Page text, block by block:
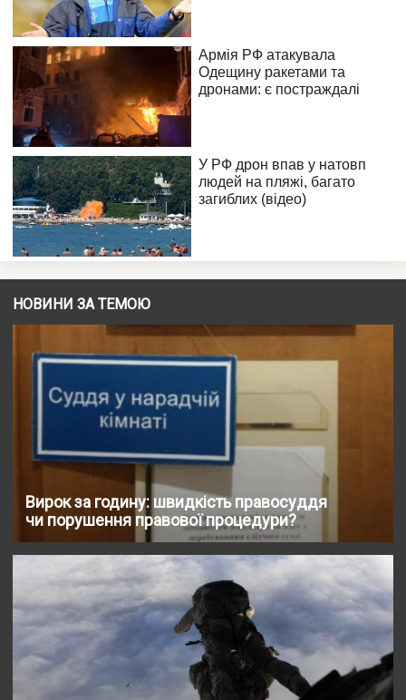
НОВИНИ ЗА ТЕМОЮ
Вирок за годину: швидкість правосуддя
чи порушення правової процедури?